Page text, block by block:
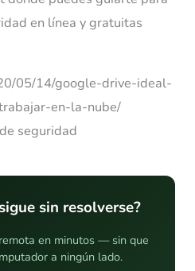
en línea y gratuitas
05/14/google-drive-ideal-
en-la-nube/
seguridad
sin resolverse?
en minutos — sin que
a ningún lado.